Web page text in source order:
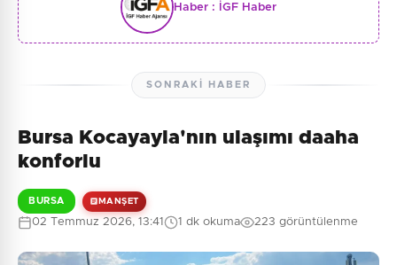
Haber : İGF Haber
SONRAKI HABER
Bursa Kocayayla'nın ulaşımı daaha
konforlu
BURSA MANŞET
02 Temmuz 2026, 13:41 1 dk okuma 223 görüntülenme